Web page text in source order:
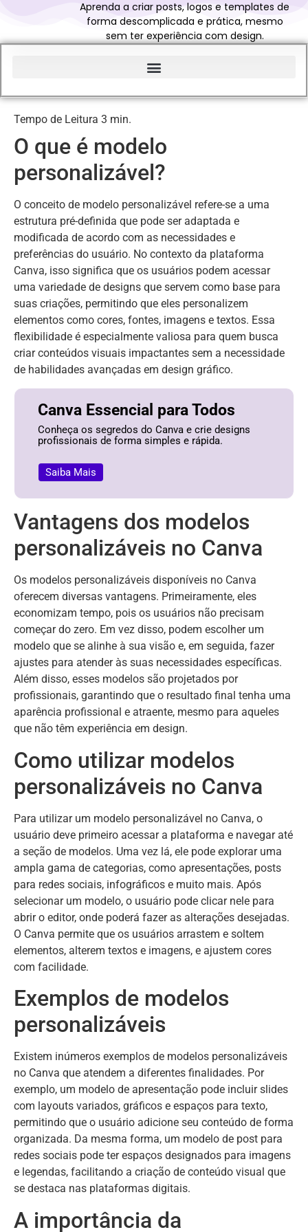
Aprenda a criar posts, logos e templates de
forma descomplicada e prática, mesmo
sem ter experiência com design.
O que é modelo
personalizável?
O conceito de modelo personalizável refere-se a uma
estrutura pré-definida que pode ser adaptada e
modificada de acordo com as necessidades e
preferências do usuário. No contexto da plataforma
Canva, isso significa que os usuários podem acessar
uma variedade de designs que servem como base para
suas criações, permitindo que eles personalizem
elementos como cores, fontes, imagens e textos. Essa
flexibilidade é especialmente valiosa para quem busca
criar conteúdos visuais impactantes sem a necessidade
de habilidades avançadas em design gráfico.
Canva Essencial para Todos
Conheça os segredos do Canva e crie designs
profissionais de forma simples e rápida.
Saiba Mais
Vantagens dos modelos
personalizáveis no Canva
Os modelos personalizáveis disponíveis no Canva
oferecem diversas vantagens. Primeiramente, eles
economizam tempo, pois os usuários não precisam
começar do zero. Em vez disso, podem escolher um
modelo que se alinhe à sua visão e, em seguida, fazer
ajustes para atender às suas necessidades específicas.
Além disso, esses modelos são projetados por
profissionais, garantindo que o resultado final tenha uma
aparência profissional e atraente, mesmo para aqueles
que não têm experiência em design.
Como utilizar modelos
personalizáveis no Canva
Para utilizar um modelo personalizável no Canva, o
usuário deve primeiro acessar a plataforma e navegar até
a seção de modelos. Uma vez lá, ele pode explorar uma
ampla gama de categorias, como apresentações, posts
para redes sociais, infográficos e muito mais. Após
selecionar um modelo, o usuário pode clicar nele para
abrir o editor, onde poderá fazer as alterações desejadas.
O Canva permite que os usuários arrastem e soltem
elementos, alterem textos e imagens, e ajustem cores
com facilidade.
Exemplos de modelos
personalizáveis
Existem inúmeros exemplos de modelos personalizáveis
no Canva que atendem a diferentes finalidades. Por
exemplo, um modelo de apresentação pode incluir slides
com layouts variados, gráficos e espaços para texto,
permitindo que o usuário adicione seu conteúdo de forma
organizada. Da mesma forma, um modelo de post para
redes sociais pode ter espaços designados para imagens
e legendas, facilitando a criação de conteúdo visual que
se destaca nas plataformas digitais.
A importância da